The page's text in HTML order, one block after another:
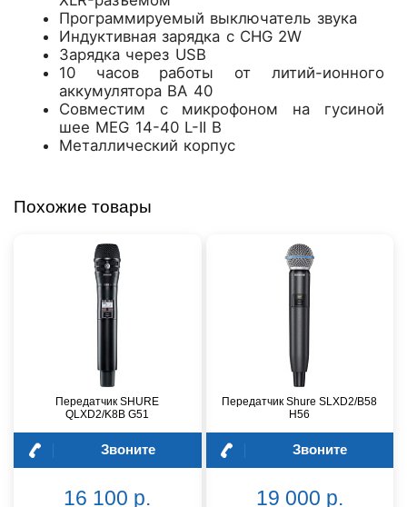
Программируемый выключатель звука
Индуктивная зарядка с CHG 2W
Зарядка через USB
10 часов работы от литий-ионного
аккумулятора BA 40
Совместим с микрофоном на гусиной
шее MEG 14-40 L-II B
Металлический корпус
Похожие товары
Передатчик SHURE
QLXD2/K8B G51
Звоните
16 100 р.
Передатчик Shure SLXD2/B58
H56
Звоните
19 000 р.